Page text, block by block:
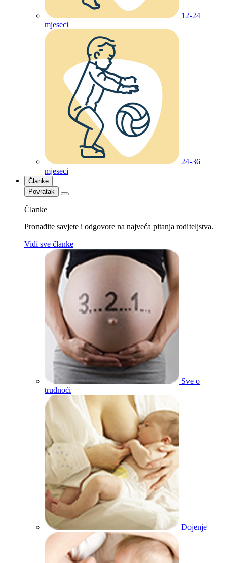
12-24
mjeseci
24-36
mjeseci
Članke
Povratak
Članke
Pronađite savjete i odgovore na najveća pitanja roditeljstva.
Vidi sve članke
Sve o
trudnoći
Dojenje